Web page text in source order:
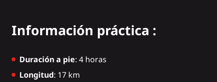
Información práctica :
Duración a pie: 4 horas
Longitud: 17 km